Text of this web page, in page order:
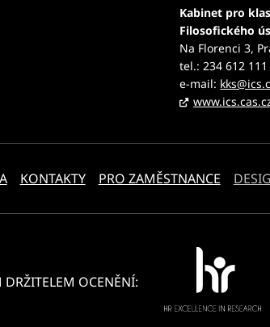
Kabinet pro
Filosofického
Na Florenci 3,
tel.: 234 612 111
e-mail:
KONTAKTY PRO ZAMĚSTNANCE
DRŽITELEM OCENĚNÍ: